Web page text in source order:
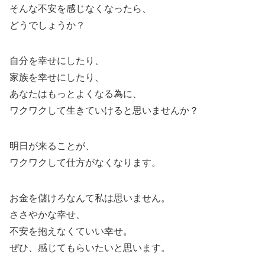
そんな不安を感じなくなったら、
どうでしょうか？
自分を幸せにしたり、
家族を幸せにしたり、
あなたはもっとよくなる為に、
ワクワクして生きていけると思いませんか？
明日が来ることが、
ワクワクして仕方がなくなります。
お金を儲けろなんて私は思いません。
ささやかな幸せ、
不安を抱えなくていい幸せ。
ぜひ、感じてもらいたいと思います。